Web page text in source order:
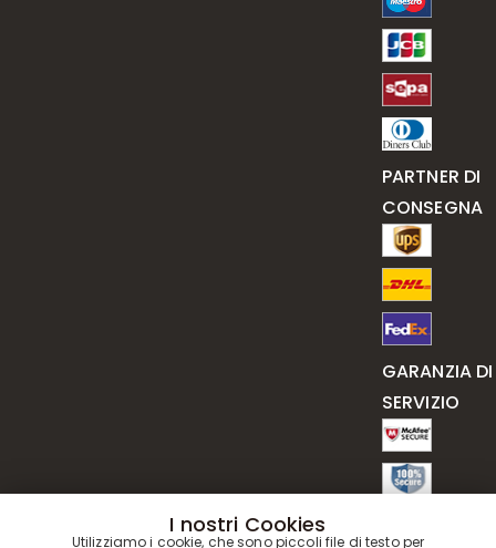
PARTNER DI
CONSEGNA
GARANZIA DI
SERVIZIO
I nostri Cookies
Utilizziamo i cookie, che sono piccoli file di testo per